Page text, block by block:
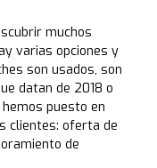
muchos
varias opciones y
son usados, son
datan de 2018 o
puesto en
clientes: oferta de
de